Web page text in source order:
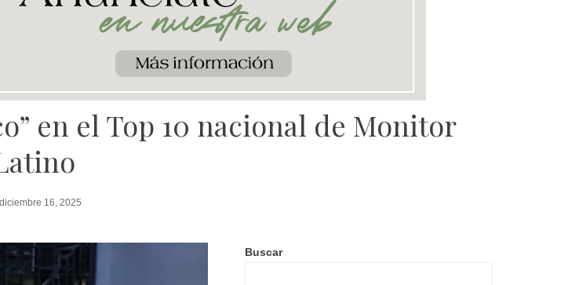
en el Top 10 nacional de Monitor
diciembre 16, 2025
Buscar